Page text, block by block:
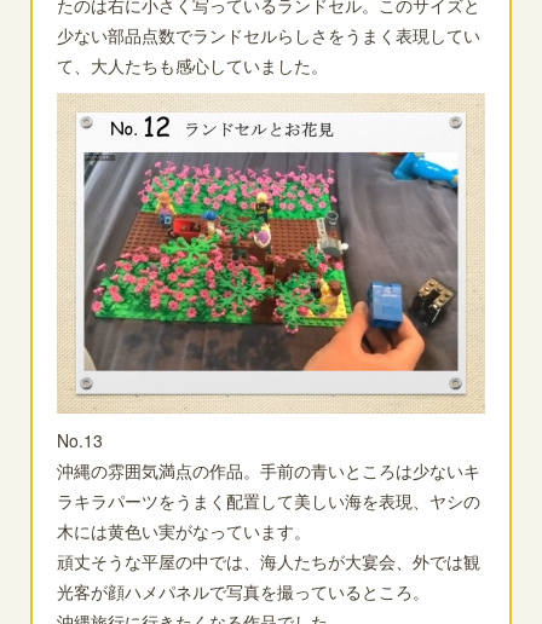
少ない部品点数でランドセルらしさをうまく表現してい
て、大人たちも感心していました。
No.13
沖縄の雰囲気満点の作品。手前の青いところは少ないキ
ラキラパーツをうまく配置して美しい海を表現、ヤシの
木には黄色い実がなっています。
頑丈そうな平屋の中では、海人たちが大宴会、外では観
光客が顔ハメパネルで写真を撮っているところ。